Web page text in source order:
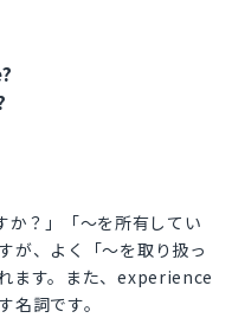
？」「〜を所有してい
が、よく「〜を取り扱っ
ます。また、experience
名詞です。